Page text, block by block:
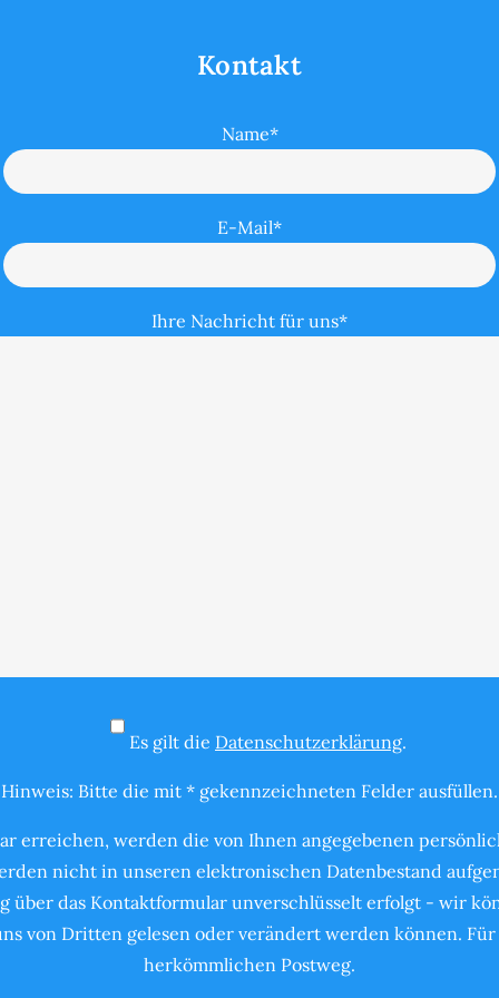
Kontakt
Name*
E-Mail*
Ihre Nachricht für uns*
Es gilt die Datenschutzerklärung.
Hinweis: Bitte die mit * gekennzeichneten Felder ausfüllen.
erreichen, werden die von Ihnen angegebenen
nicht in unseren elektronischen Datenbestand
über das Kontaktformular unverschlüsselt erfolgt - wir
von Dritten gelesen oder verändert werden können.
herkömmlichen Postweg.